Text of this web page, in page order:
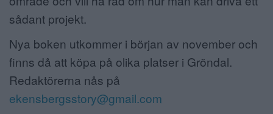
sådant projekt.
Nya boken utkommer i början av november och
finns då att köpa på olika platser i Gröndal.
Redaktörerna nås på
ekensbergsstory@gmail.com